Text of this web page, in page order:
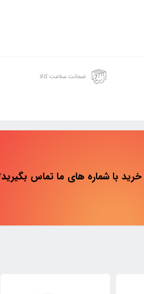
ضمانت سلامت کالا
با شماره های ما تماس